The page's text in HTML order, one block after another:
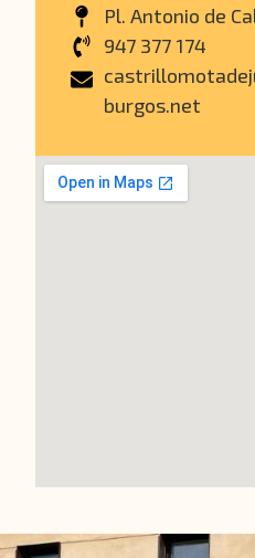
Pl. Antonio de
947 377 174
burgos.net